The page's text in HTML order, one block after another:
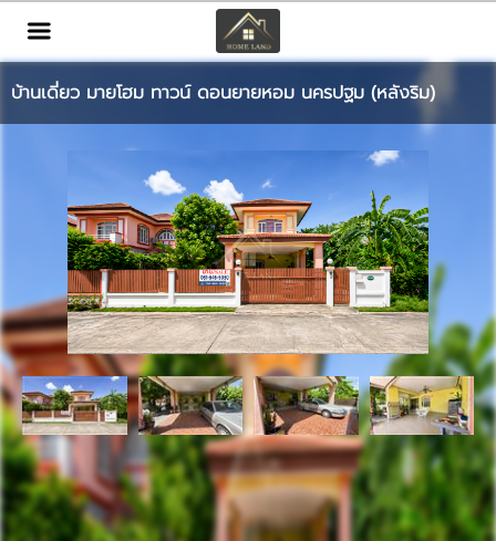
TH
เข้าสู่ระบบ สมัครสมาชิก
ทรัพย์สิน
บริการ
ข่าวสาร
ติดต่อ
เพิ่มเติม
บ้านเดี่ยว มายโฮม ทาวน์ ดอนยายหอม นครปฐม (หลังริม)
รหัสทรัพย์ BHL1296
อัพเดท 6/27/2026 7:25 PM